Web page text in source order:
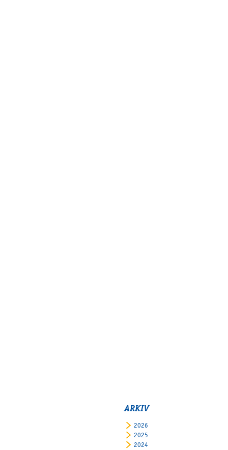
ARKIV
2026
2025
2024